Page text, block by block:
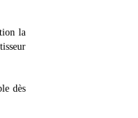
la
dès